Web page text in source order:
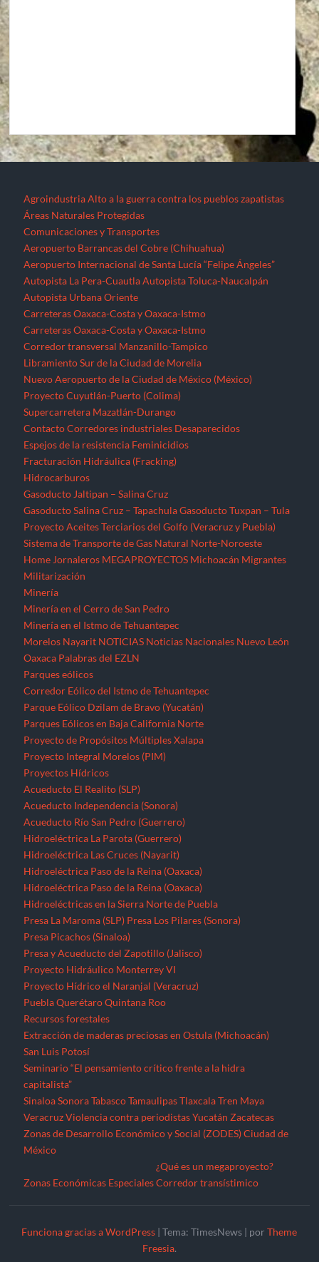
Agroindustria Alto a la guerra contra los pueblos zapatistas
Áreas Naturales Protegidas
Comunicaciones y Transportes
Aeropuerto Barrancas del Cobre (Chihuahua)
Aeropuerto Internacional de Santa Lucía “Felipe Ángeles”
Autopista La Pera-Cuautla Autopista Toluca-Naucalpán
Autopista Urbana Oriente
Carreteras Oaxaca-Costa y Oaxaca-Istmo
Carreteras Oaxaca-Costa y Oaxaca-Istmo
Corredor transversal Manzanillo-Tampico
Libramiento Sur de la Ciudad de Morelia
Nuevo Aeropuerto de la Ciudad de México (México)
Proyecto Cuyutlán-Puerto (Colima)
Supercarretera Mazatlán-Durango
Contacto Corredores industriales Desaparecidos
Espejos de la resistencia Feminicidios
Fracturación Hidráulica (Fracking)
Hidrocarburos
Gasoducto Jaltipan – Salina Cruz
Gasoducto Salina Cruz – Tapachula Gasoducto Tuxpan – Tula
Proyecto Aceites Terciarios del Golfo (Veracruz y Puebla)
Sistema de Transporte de Gas Natural Norte-Noroeste
Home Jornaleros MEGAPROYECTOS Michoacán Migrantes
Militarización
Minería
Minería en el Cerro de San Pedro
Minería en el Istmo de Tehuantepec
Morelos Nayarit NOTICIAS Noticias Nacionales Nuevo León
Oaxaca Palabras del EZLN
Parques eólicos
Corredor Eólico del Istmo de Tehuantepec
Parque Eólico Dzilam de Bravo (Yucatán)
Parques Eólicos en Baja California Norte
Proyecto de Propósitos Múltiples Xalapa
Proyecto Integral Morelos (PIM)
Proyectos Hídricos
Acueducto El Realito (SLP)
Acueducto Independencia (Sonora)
Acueducto Río San Pedro (Guerrero)
Hidroeléctrica La Parota (Guerrero)
Hidroeléctrica Las Cruces (Nayarit)
Hidroeléctrica Paso de la Reina (Oaxaca)
Hidroeléctrica Paso de la Reina (Oaxaca)
Hidroeléctricas en la Sierra Norte de Puebla
Presa La Maroma (SLP) Presa Los Pilares (Sonora)
Presa Picachos (Sinaloa)
Presa y Acueducto del Zapotillo (Jalisco)
Proyecto Hidráulico Monterrey VI
Proyecto Hídrico el Naranjal (Veracruz)
Puebla Querétaro Quintana Roo
Recursos forestales
Extracción de maderas preciosas en Ostula (Michoacán)
San Luis Potosí
Seminario “El pensamiento crítico frente a la hidra
capitalista”
Sinaloa Sonora Tabasco Tamaulipas Tlaxcala Tren Maya
Veracruz Violencia contra periodistas Yucatán Zacatecas
Zonas de Desarrollo Económico y Social (ZODES) Ciudad de
México
Zonas Económicas Especiales
¿Qué es un megaproyecto?
Corredor transístimico
Funciona gracias a WordPress |Tema: TimesNews | porTheme
Freesia.